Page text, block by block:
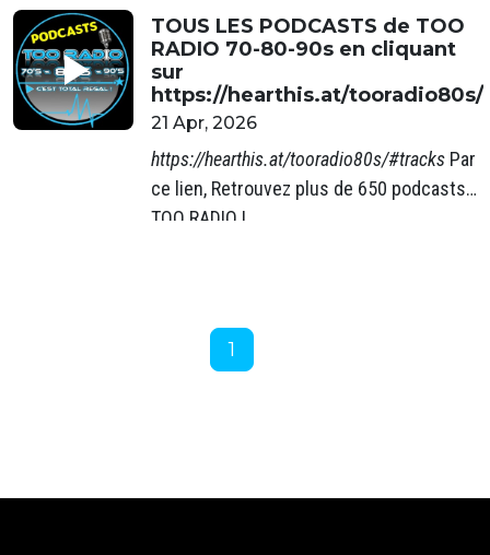
TOUS LES PODCASTS de TOO
RADIO 70-80-90s en cliquant
sur
https://hearthis.at/tooradio80s/
21 Apr, 2026
https://hearthis.at/tooradio80s/#tracks Par
ce lien, Retrouvez plus de 650 podcasts
TOO RADIO !
play_arrow
1